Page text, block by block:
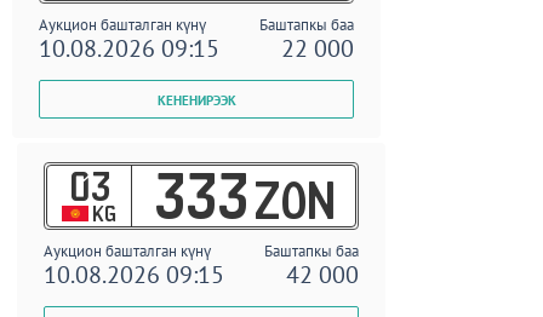
Аукцион башталган күнү Баштапкы баа
10.08.2026 09:15 22 000
03
KG 333 ZON
Аукцион башталган күнү Баштапкы баа
10.08.2026 09:15 42 000